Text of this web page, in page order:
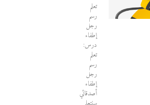
تعلم
رسم
رجل
إطفاء
درس:
تعلم
رسم
رجل
إطفاء
أصدقائي